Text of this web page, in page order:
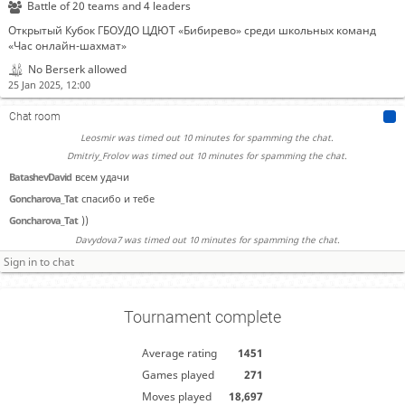
Battle of 20 teams and 4 leaders
Открытый Кубок ГБОУДО ЦДЮТ «Бибирево» среди школьных команд
«Час онлайн-шахмат»
No Berserk allowed
25 Jan 2025, 12:00
Chat room
matvey_zhgutov не засоряйте чат
Rehman_Amil was timed out 10 minutes for spamming the chat.
FIL_GEORGE was timed out 10 minutes for spamming the chat.
Dimaromm17406 was timed out 10 minutes for spamming the chat.
Starmover2013 was timed out 10 minutes for spamming the chat.
Leosmir was timed out 10 minutes for spamming the chat.
Dmitriy_Frolov was timed out 10 minutes for spamming the chat.
BatashevDavid всем удачи
Goncharova_Tat спасибо и тебе
Goncharova_Tat ))
Davydova7 was timed out 10 minutes for spamming the chat.
Tournament complete
Average rating
1451
Games played
271
Moves played
18,697